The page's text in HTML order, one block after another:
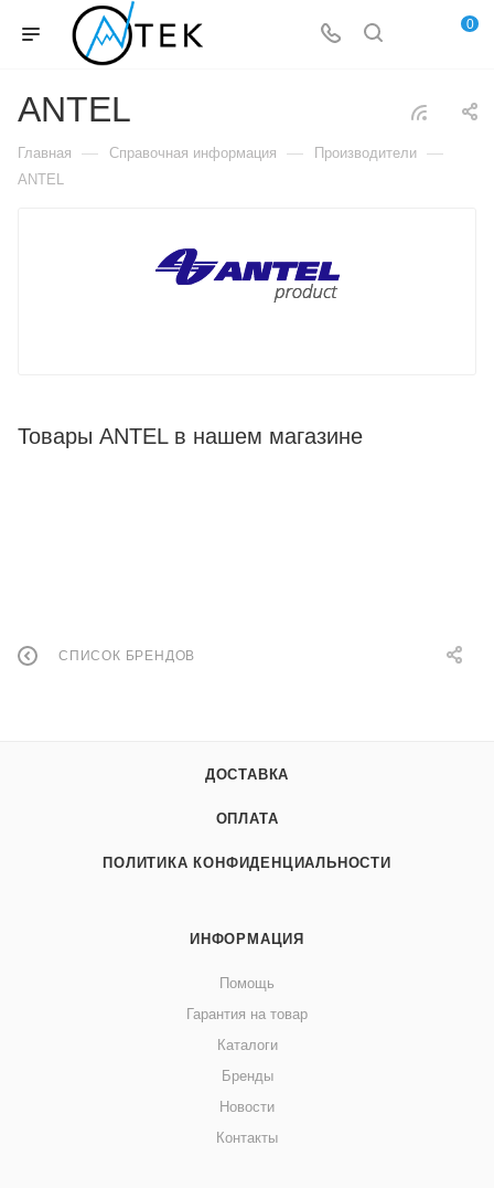
0
ANTEL
Главная — Справочная информация — Производители —
ANTEL
Товары ANTEL в нашем магазине
СПИСОК БРЕНДОВ
ДОСТАВКА
ОПЛАТА
ПОЛИТИКА КОНФИДЕНЦИАЛЬНОСТИ
ИНФОРМАЦИЯ
Помощь
Гарантия на товар
Каталоги
Бренды
Новости
Контакты